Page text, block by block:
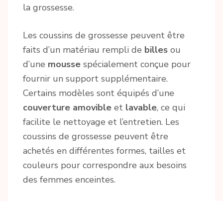
la grossesse.
Les coussins de grossesse peuvent être
faits d’un matériau rempli de billes ou
d’une mousse spécialement conçue pour
fournir un support supplémentaire.
Certains modèles sont équipés d’une
couverture amovible et lavable, ce qui
facilite le nettoyage et l’entretien. Les
coussins de grossesse peuvent être
achetés en différentes formes, tailles et
couleurs pour correspondre aux besoins
des femmes enceintes.